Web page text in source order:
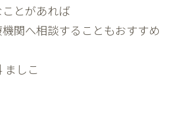
とがあれば
関へ相談することもおすすめ
ましこ